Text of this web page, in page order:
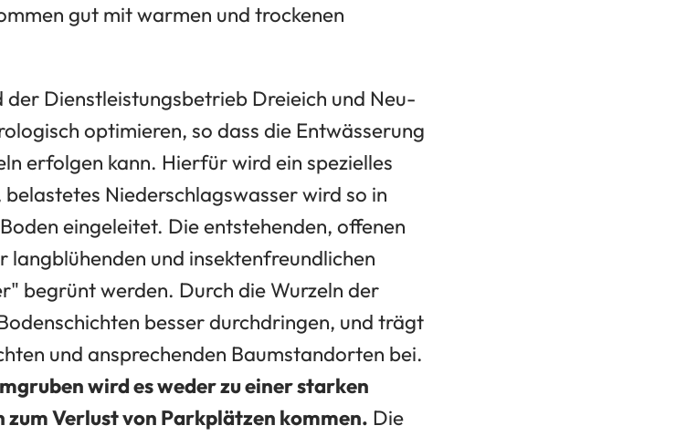
gut mit warmen und trockenen
Dienstleistungsbetrieb Dreieich und Neu-
optimieren, so dass die Entwässerung
erfolgen kann. Hierfür wird ein spezielles
Niederschlagswasser wird so in
eingeleitet. Die entstehenden, offenen
langblühenden und insektenfreundlichen
begrünt werden. Durch die Wurzeln der
besser durchdringen, und trägt
und ansprechenden Baumstandorten bei.
wird es weder zu einer starken
zum Verlust von Parkplätzen kommen. Die